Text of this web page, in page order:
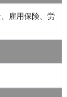
雇用保険、労